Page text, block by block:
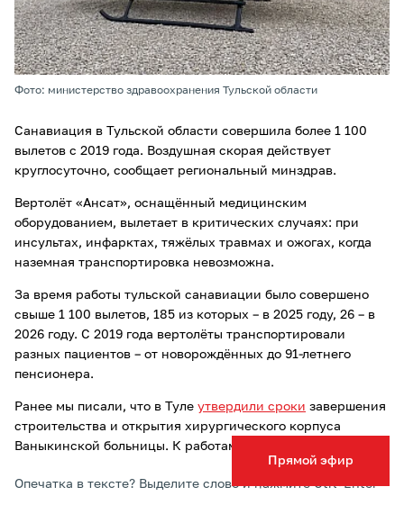
Прямой эфир
Фото: министерство здравоохранения Тульской области
Санавиация в Тульской области совершила более 1 100
вылетов с 2019 года. Воздушная скорая действует
круглосуточно, сообщает региональный минздрав.
Вертолёт «Ансат», оснащённый медицинским
оборудованием, вылетает в критических случаях: при
инсультах, инфарктах, тяжёлых травмах и ожогах, когда
наземная транспортировка невозможна.
За время работы тульской санавиации было совершено
свыше 1 100 вылетов, 185 из которых – в 2025 году, 26 – в
2026 году. С 2019 года вертолёты транспортировали
разных пациентов – от новорождённых до 91-летнего
пенсионера.
Ранее мы писали, что в Туле утвердили сроки завершения
строительства и открытия хирургического корпуса
Ваныкинской больницы. К работам приступят в 2027 году.
Опечатка в тексте? Выделите слово и нажмите Ctrl+Enter